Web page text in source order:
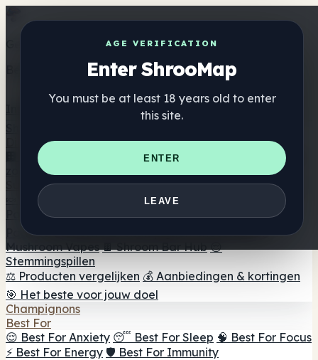
AGE VERIFICATION
Enter ShrooMap
You must be at least 18 years old to enter
this site.
ENTER
LEAVE
Get the ShrooMap app
Better than mobile web — one tap away
Directory
🏢 Merk Directory
📍 Zoek een headshop
🔮 Smartshop
zoeker 🛒 Online headshops
Supplementen
🍬 Paddenstoel Gummies
💊 Paddenstoel Capsules
Paddenstoel Tincturen 🫙 Paddenstoel poeders ☕
Paddestoel koffie 🍫 Champignon Chocolade 💨
Mushroom Vapes 🍫 Shroom Bar Hub 😌
Stemmingspillen
⚖️ Producten vergelijken 💰 Aanbiedingen & kortingen
🎯 Het beste voor jouw doel
Champignons
Best For
😌 Best For Anxiety 😴 Best For Sleep 🧠 Best For Focus
⚡ Best For Energy 🛡️ Best For Immunity